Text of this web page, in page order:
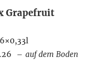
Grapefruit
– auf dem Boden